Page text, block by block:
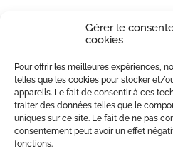
Gérer le
cookies
Pour offrir les meilleures expériences,
telles que les cookies pour stocker et/
appareils. Le fait de consentir à ces
traiter des données telles que le
uniques sur ce site. Le fait de ne pas
consentement peut avoir un effet
fonctions.
2022, Madame M. Dans le cadre de la loi
relative à la gestion de la crise sanitaire,
© 2023 Migliore Perrey Avocats – Tous